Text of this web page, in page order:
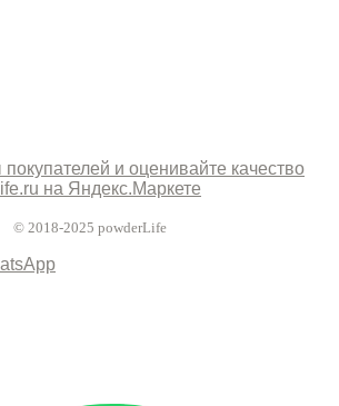
© 2018-2025 powderLife